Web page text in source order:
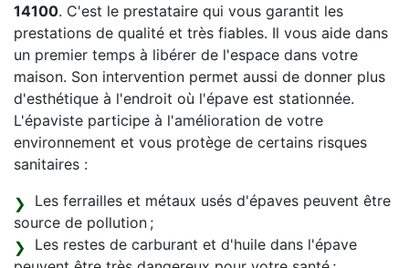
14100. C'est le prestataire qui vous garantit les
prestations de qualité et très fiables. Il vous aide dans
un premier temps à libérer de l'espace dans votre
maison. Son intervention permet aussi de donner plus
d'esthétique à l'endroit où l'épave est stationnée.
L'épaviste participe à l'amélioration de votre
environnement et vous protège de certains risques
sanitaires :
Les ferrailles et métaux usés d'épaves peuvent être
source de pollution ;
Les restes de carburant et d'huile dans l'épave